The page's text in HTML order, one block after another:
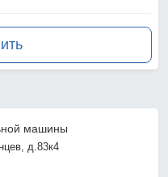
машины
д.83к4